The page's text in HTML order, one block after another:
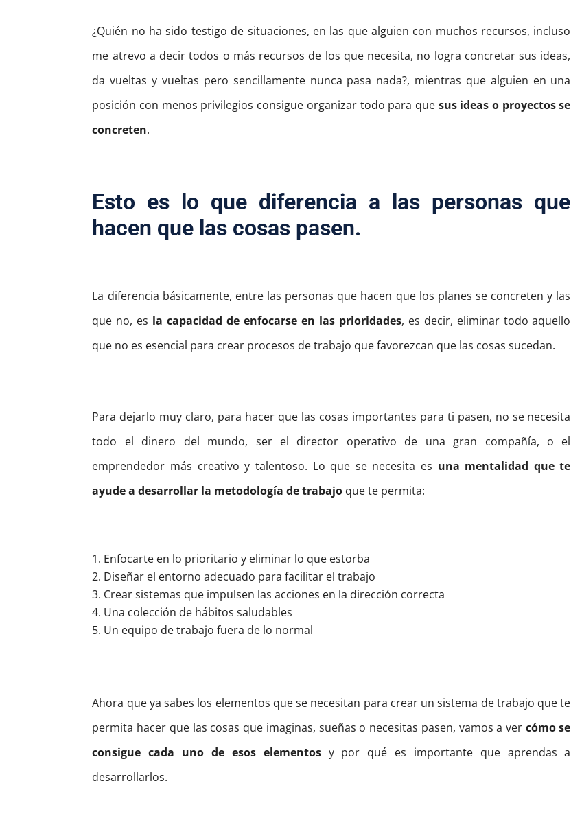
¿Quién no ha sido testigo de situaciones, en las que alguien con muchos recursos, incluso
me atrevo a decir todos o más recursos de los que necesita, no logra concretar sus ideas,
da vueltas y vueltas pero sencillamente nunca pasa nada?, mientras que alguien en una
posición con menos privilegios consigue organizar todo para que sus ideas o proyectos se
concreten.
Esto es lo que diferencia a las personas que
hacen que las cosas pasen.
La diferencia básicamente, entre las personas que hacen que los planes se concreten y las
que no, es la capacidad de enfocarse en las prioridades, es decir, eliminar todo aquello
que no es esencial para crear procesos de trabajo que favorezcan que las cosas sucedan.
Para dejarlo muy claro, para hacer que las cosas importantes para ti pasen, no se necesita
todo el dinero del mundo, ser el director operativo de una gran compañía, o el
emprendedor más creativo y talentoso. Lo que se necesita es una mentalidad que te
ayude a desarrollar la metodología de trabajo que te permita:
Enfocarte en lo prioritario y eliminar lo que estorba
Diseñar el entorno adecuado para facilitar el trabajo
Crear sistemas que impulsen las acciones en la dirección correcta
Una colección de hábitos saludables
Un equipo de trabajo fuera de lo normal
Ahora que ya sabes los elementos que se necesitan para crear un sistema de trabajo que te
permita hacer que las cosas que imaginas, sueñas o necesitas pasen, vamos a ver cómo se
consigue cada uno de esos elementosy por qué es importante que aprendas a
desarrollarlos.